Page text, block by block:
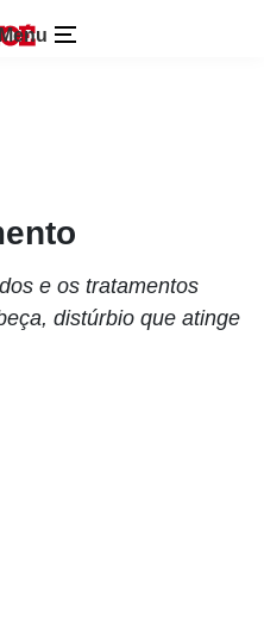
e os tratamentos
distúrbio que atinge